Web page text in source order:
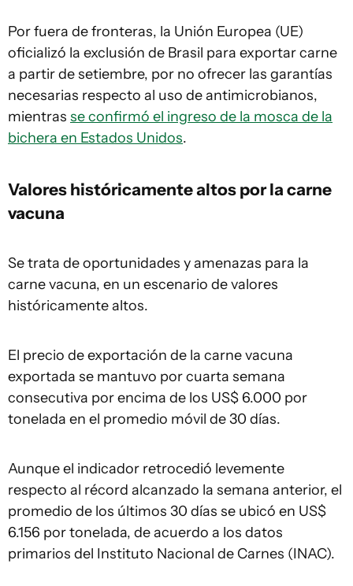
Por fuera de fronteras, la Unión Europea (UE)
oficializó la exclusión de Brasil para exportar carne
a partir de setiembre, por no ofrecer las garantías
necesarias respecto al uso de antimicrobianos,
mientras se confirmó el ingreso de la mosca de la
bichera en Estados Unidos.
Valores históricamente altos por la carne
vacuna
Se trata de oportunidades y amenazas para la
carne vacuna, en un escenario de valores
históricamente altos.
El precio de exportación de la carne vacuna
exportada se mantuvo por cuarta semana
consecutiva por encima de los US$ 6.000 por
tonelada en el promedio móvil de 30 días.
Aunque el indicador retrocedió levemente
respecto al récord alcanzado la semana anterior, el
promedio de los últimos 30 días se ubicó en US$
6.156 por tonelada, de acuerdo a los datos
primarios del Instituto Nacional de Carnes (INAC).